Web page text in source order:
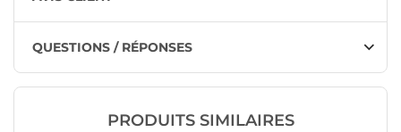
QUESTIONS / RÉPONSES
PRODUITS SIMILAIRES